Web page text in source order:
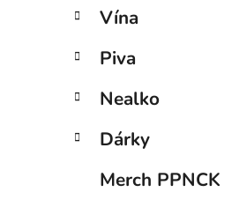
Vína
Piva
Nealko
Dárky
Merch PPNCK